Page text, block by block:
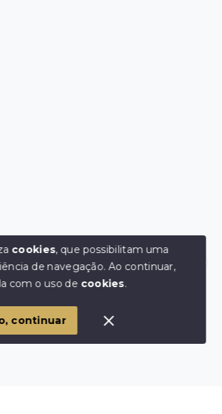
- Ocean Consultoria de Imóveis -
Corretores Online
cookies, que possibilitam uma
de navegação.Ao continuar,
com o uso de cookies.
continuar